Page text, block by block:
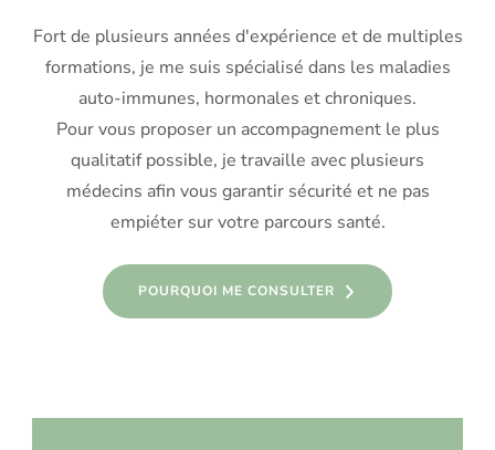
Fort de plusieurs années d'expérience et de multiples
formations, je me suis spécialisé dans les maladies
auto-immunes, hormonales et chroniques.
Pour vous proposer un accompagnement le plus
qualitatif possible, je travaille avec plusieurs
médecins afin vous garantir sécurité et ne pas
empiéter sur votre parcours santé.
POURQUOI ME CONSULTER